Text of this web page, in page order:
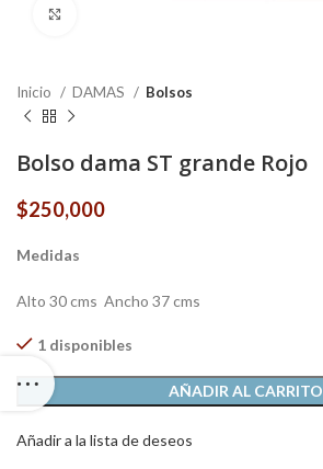
Inicio DAMAS Bolsos
Bolso dama ST grande Rojo
$250,000
Medidas
Alto 30 cms Ancho 37 cms
1 disponibles
AÑADIR AL CARRITO
Añadir a la lista de deseos